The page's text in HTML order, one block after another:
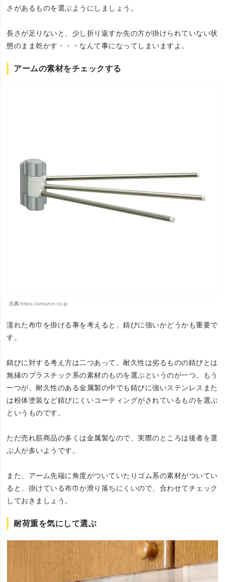
さがあるものを選ぶようにしましょう。
長さが足りないと、少し折り返すか先の方が掛けられていない状
態のまま乾かす・・・なんて事になってしまいますよ。
アームの素材をチェックする
出典:https://amazon.co.jp
濡れた布巾を掛ける事を考えると、錆びに強いかどうかも重要で
す。
錆びに対する考え方は二つあって、耐久性は劣るものの錆びとは
無縁のプラスチック系の素材のものを選ぶというのが一つ。もう
一つが、耐久性のある金属製の中でも錆びに強いステンレスまた
は粉体塗装など錆びにくいコーティングがされているものを選ぶ
というものです。
ただ売れ筋商品の多くは金属製なので、実際のところは後者を選
ぶ人が多いようです。
また、アーム先端に角度がついていたりゴム系の素材がついてい
ると、掛けている布巾が滑り落ちにくいので、合わせてチェック
しておきましょう。
耐荷重を気にして選ぶ